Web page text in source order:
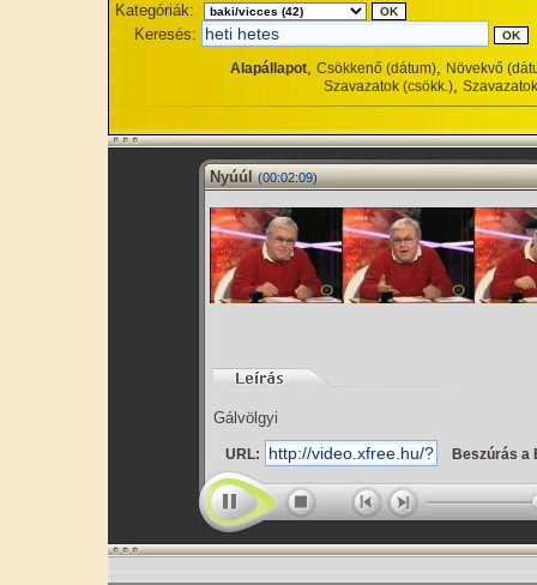
Kategóriák:
Keresés:
Alapállapot, Csökkenő (dátum), Növekvő
Szavazatok (csökk.),
Nyúúl (00:02:09)
Gálvölgyi
URL: Beszúrás a